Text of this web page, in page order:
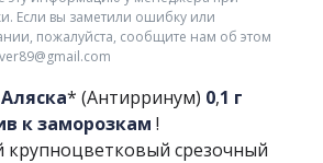
Если вы заметили ошибку или
пожалуйста, сообщите нам об этом
* (Антирринум) 0,1 г
к заморозкам !
крупноцветковый срезочный